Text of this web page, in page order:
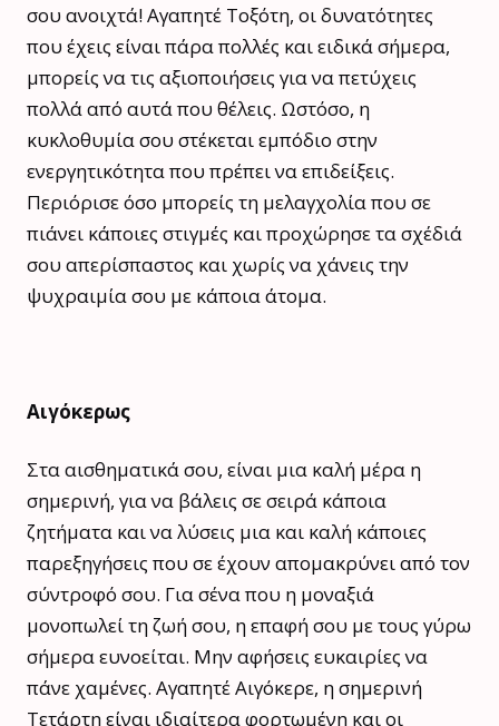
σου ανοιχτά! Αγαπητέ Τοξότη, οι δυνατότητες
που έχεις είναι πάρα πολλές και ειδικά σήμερα,
μπορείς να τις αξιοποιήσεις για να πετύχεις
πολλά από αυτά που θέλεις. Ωστόσο, η
κυκλοθυμία σου στέκεται εμπόδιο στην
ενεργητικότητα που πρέπει να επιδείξεις.
Περιόρισε όσο μπορείς τη μελαγχολία που σε
πιάνει κάποιες στιγμές και προχώρησε τα σχέδιά
σου απερίσπαστος και χωρίς να χάνεις την
ψυχραιμία σου με κάποια άτομα.
Αιγόκερως
Στα αισθηματικά σου, είναι μια καλή μέρα η
σημερινή, για να βάλεις σε σειρά κάποια
ζητήματα και να λύσεις μια και καλή κάποιες
παρεξηγήσεις που σε έχουν απομακρύνει από τον
σύντροφό σου. Για σένα που η μοναξιά
μονοπωλεί τη ζωή σου, η επαφή σου με τους γύρω
σήμερα ευνοείται. Μην αφήσεις ευκαιρίες να
πάνε χαμένες. Αγαπητέ Αιγόκερε, η σημερινή
Τετάρτη είναι ιδιαίτερα φορτωμένη και οι